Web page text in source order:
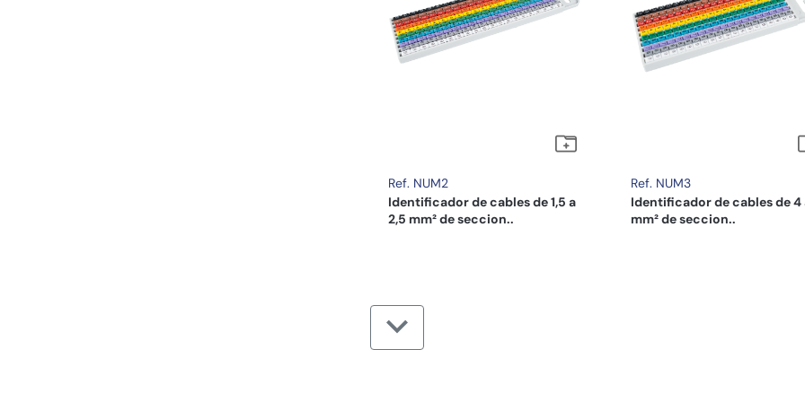
Ref. NUM2
Identificador de cables de 1,5 a
2,5 mm² de seccion..
Ref. NUM3
Identificador de cables de 4
mm² de seccion..